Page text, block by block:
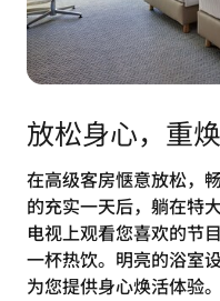
放松身心，重
在高级客房惬意放松，
的充实一天后，躺在特
电视上观看您喜欢的节
一杯热饮。明亮的浴室
为您提供身心焕活体验。